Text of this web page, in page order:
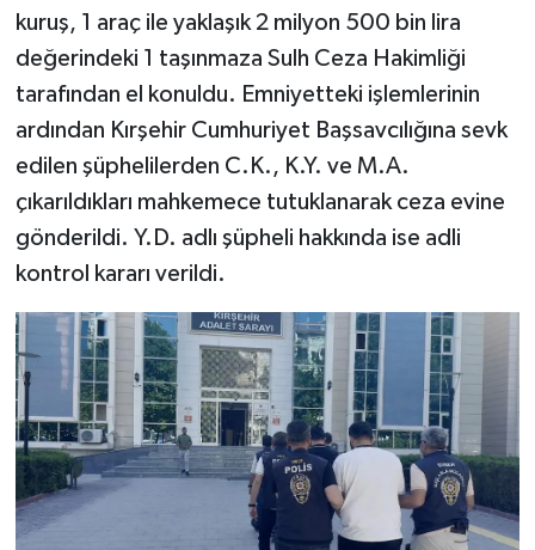
kuruş, 1 araç ile yaklaşık 2 milyon 500 bin lira
değerindeki 1 taşınmaza Sulh Ceza Hakimliği
tarafından el konuldu. Emniyetteki işlemlerinin
ardından Kırşehir Cumhuriyet Başsavcılığına sevk
edilen şüphelilerden C.K., K.Y. ve M.A.
çıkarıldıkları mahkemece tutuklanarak ceza evine
gönderildi. Y.D. adlı şüpheli hakkında ise adli
kontrol kararı verildi.